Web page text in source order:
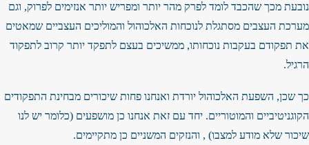
נובעת מכך שהכבד לומד לפרק מהר יותר ומפריש יותר אנזימים לפרוק, וגם
מערכת העצבים מסתגלת לנוכחות האלכוהול והמוליכים העצביים שמאטים
את תפקודם בעקבות נוכחותו, ממשיכים בעצם לתפקד יותר קרוב לתפקוד
הרגיל.
כך שכן, השפעת האלכוהול יורדת ואנחנו פחות שיכורים מבחינת התפקודים
הקוגניטיביים והמוטוריים. יחד עם זאת אנחנו כן מושפעים (כלומר יש לנו
שיכור שלא מודע למצבו) , והנזקים המשניים כן מתקיימים.